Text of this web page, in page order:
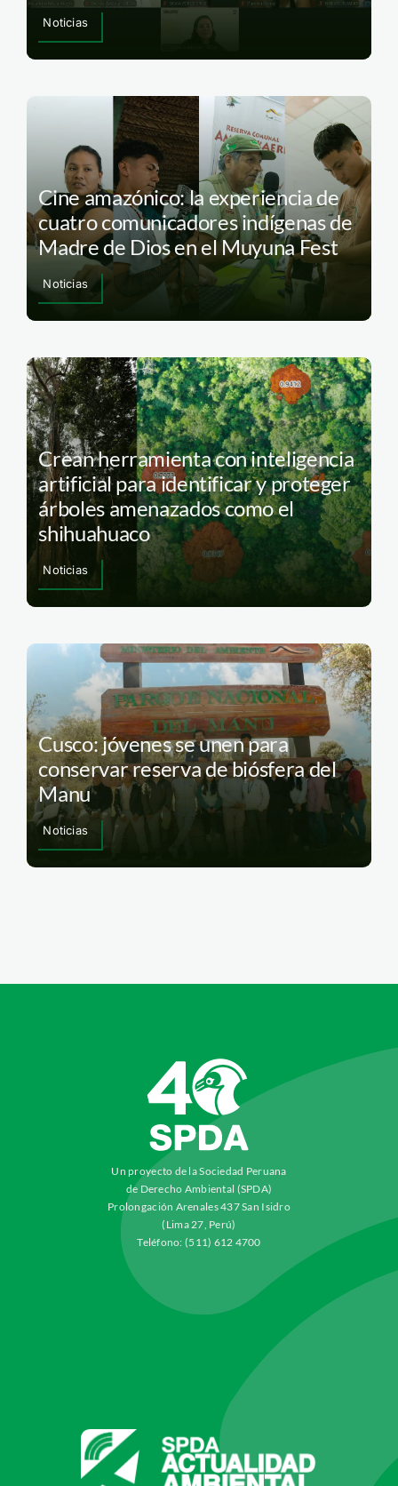
Noticias
Cine amazónico: la experiencia de
cuatro comunicadores indígenas de
Madre de Dios en el Muyuna Fest
Noticias
Crean herramienta con inteligencia
artificial para identificar y proteger
árboles amenazados como el
shihuahuaco
Noticias
Cusco: jóvenes se unen para
conservar reserva de biósfera del
Manu
Noticias
Un proyecto de la Sociedad Peruana
de Derecho Ambiental (SPDA)
Prolongación Arenales 437 San Isidro
(Lima 27, Perú)
Teléfono: (511) 612 4700